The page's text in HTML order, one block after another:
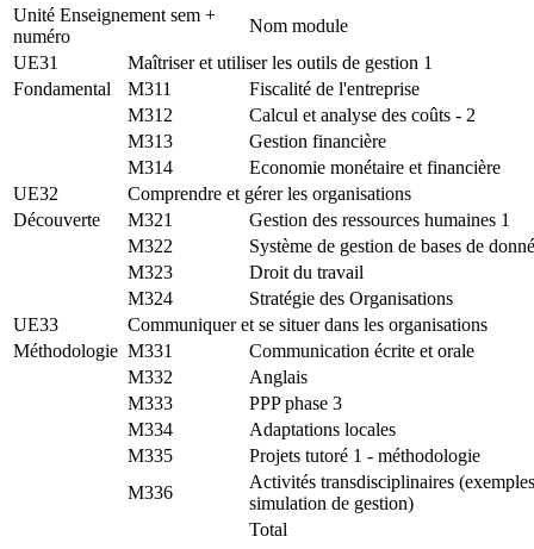
Unité Enseignement sem +
numéro
Nom module
UE31
Maîtriser et utiliser les outils de gestion 1
Fondamental
M311
Fiscalité de l'entreprise
M312
Calcul et analyse des coûts - 2
M313
Gestion financière
M314
Economie monétaire et financière
UE32
Comprendre et gérer les organisations
Découverte
M321
Gestion des ressources humaines 1
M322
Système de gestion de bases de
M323
Droit du travail
M324
Stratégie des Organisations
UE33
Communiquer et se situer dans les organisations
Méthodologie M331
Communication écrite et orale
M332
Anglais
M333
PPP phase 3
M334
Adaptations locales
M335
Projets tutoré 1 - méthodologie
M336
Activités transdisciplinaires
simulation de gestion)
Total